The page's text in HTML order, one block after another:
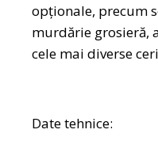
opționale, precum
murdărie grosieră,
cele mai diverse
Date tehnice: